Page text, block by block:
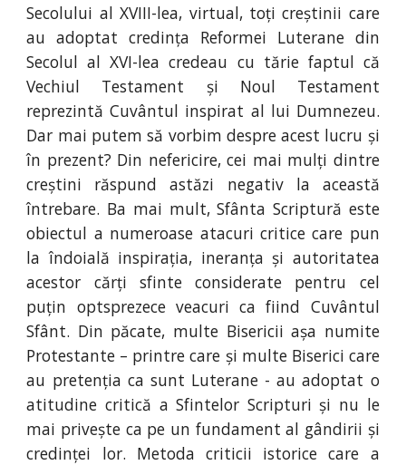
Secolului al XVIII-lea, virtual, toți creștinii care
au adoptat credința Reformei Luterane din
Secolul al XVI-lea credeau cu tărie faptul că
Vechiul Testament și Noul Testament
reprezintă Cuvântul inspirat al lui Dumnezeu.
Dar mai putem să vorbim despre acest lucru și
în prezent? Din nefericire, cei mai mulți dintre
creștini răspund astăzi negativ la această
întrebare. Ba mai mult, Sfânta Scriptură este
obiectul a numeroase atacuri critice care pun
la îndoială inspirația, ineranța și autoritatea
acestor cărți sfinte considerate pentru cel
puțin optsprezece veacuri ca fiind Cuvântul
Sfânt. Din păcate, multe Bisericii așa numite
Protestante – printre care și multe Biserici care
au pretenția ca sunt Luterane - au adoptat o
atitudine critică a Sfintelor Scripturi și nu le
mai privește ca pe un fundament al gândirii și
credinței lor. Metoda criticii istorice care a